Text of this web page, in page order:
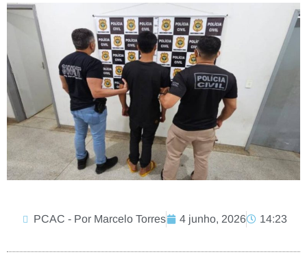
PCAC - Por Marcelo Torres 4 junho, 2026 14:23